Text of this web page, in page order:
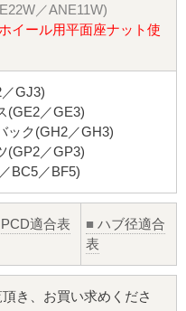
／ANE11W)
イール用平面座ナット使
GJ3)
(GE2／GE3)
ック(GH2／GH3)
(GP2／GP3)
BC5／BF5)
PCD適合表 ■ ハブ径適合
表
き、お買い求めくださ